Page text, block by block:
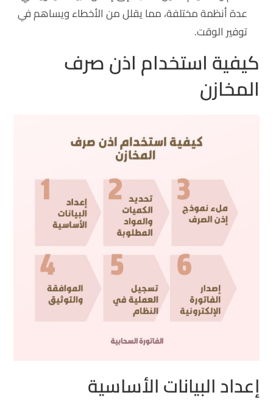
عدة أنظمة مختلفة، مما يقلل من الأخطاء ويساهم في
توفير الوقت.
كيفية استخدام اذن صرف
المخازن
إعداد البيانات الأساسية